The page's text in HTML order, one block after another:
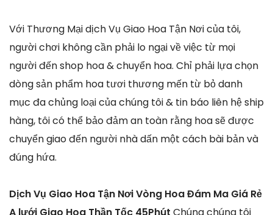
Với Thương Mại dịch Vụ Giao Hoa Tận Nơi của tôi,
người chơi không cần phải lo ngại về việc từ mọi
người đến shop hoa & chuyển hoa. Chỉ phải lựa chọn
dòng sản phẩm hoa tươi thương mến từ bỏ danh
mục đa chủng loại của chúng tôi & tin báo liên hệ ship
hàng, tôi có thể bảo đảm an toàn rằng hoa sẽ được
chuyển giao đến người nhà dấn một cách bài bản và
đúng hứa.
Dịch Vụ Giao Hoa Tận Nơi Vòng Hoa Đám Ma Giá Rẻ
A lưới Giao Hoa Thần Tốc 45Phút Chúng chúng tôi